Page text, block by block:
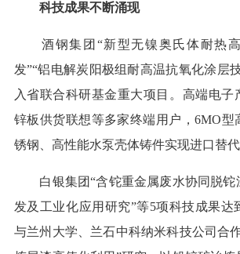
科技成果不断涌现
酒钢集团“新型无镍奥氏体耐热高
发”“铝电解炭阳极组耐高温抗氧化涂层
入省联合科研基金重大项目。高端电子
锌板供货联想等多家终端用户，6MO型
锈钢、高性能水泵壳体铸件实现进口替代
白银集团“含铊重金属废水协同脱铊
发及工业化应用研究”等5项科技成果达
与兰州大学、兰石中科纳米科技公司合